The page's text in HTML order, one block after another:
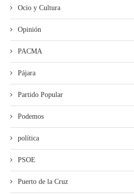
Ocio y Cultura
Opinión
PACMA
Pájara
Partido Popular
Podemos
política
PSOE
Puerto de la Cruz